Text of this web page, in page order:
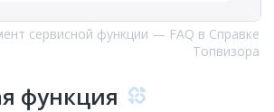
сервисной функции — FAQ в Справке
Топвизора
функция